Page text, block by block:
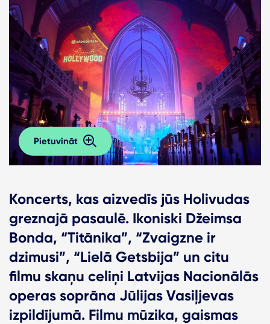
Pietuvināt
Koncerts, kas aizvedīs jūs Holivudas
greznajā pasaulē. Ikoniski Džeimsa
Bonda, “Titānika”, “Zvaigzne ir
dzimusi”, “Lielā Getsbija” un citu
filmu skaņu celiņi Latvijas Nacionālās
operas soprāna Jūlijas Vasiļjevas
izpildījumā. Filmu mūzika, gaismas